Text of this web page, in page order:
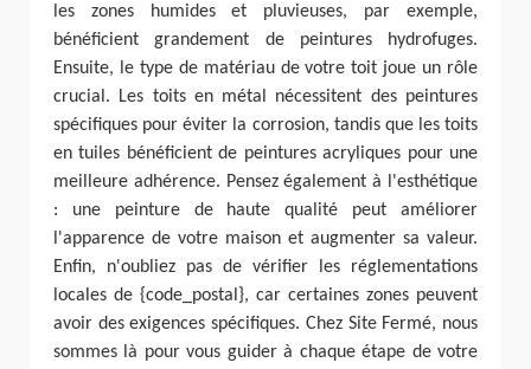
les zones humides et pluvieuses, par exemple,
bénéficient grandement de peintures hydrofuges.
Ensuite, le type de matériau de votre toit joue un rôle
crucial. Les toits en métal nécessitent des peintures
spécifiques pour éviter la corrosion, tandis que les toits
en tuiles bénéficient de peintures acryliques pour une
meilleure adhérence. Pensez également à l'esthétique
: une peinture de haute qualité peut améliorer
l'apparence de votre maison et augmenter sa valeur.
Enfin, n'oubliez pas de vérifier les réglementations
locales de {code_postal}, car certaines zones peuvent
avoir des exigences spécifiques. Chez Site Fermé, nous
sommes là pour vous guider à chaque étape de votre